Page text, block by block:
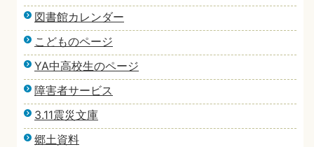
図書館カレンダー
こどものページ
YA中高校生のページ
障害者サービス
3.11震災文庫
郷土資料